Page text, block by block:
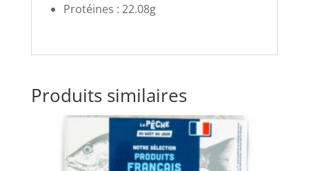
Protéines : 22.08g
Produits similaires